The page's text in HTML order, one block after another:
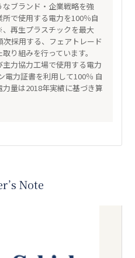
ブランド・企業戦略を強
で使用する電力を100％自
再生プラスチックを最大
採用する、フェアトレード
り組みを行っています。
力協力工場で使用する電力
電力証書を利用して100％ 自
量は2018年実績に基づき算
Note